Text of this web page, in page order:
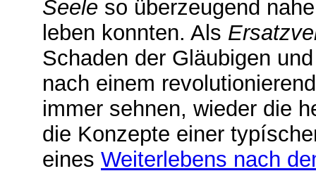
Seele so überzeugend
leben konnten. Als
Schaden der Gläubigen
nach einem
immer sehnen, wieder die
die Konzepte einer
eines Weiterlebens nach